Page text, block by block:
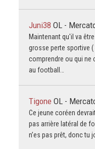
Juni38 OL -
Maintenant qu'il va
grosse perte sportive
comprendre ou qui ne
au football…
Tigone OL -
Ce jeune coréen
pas arrière latéral de
n’es pas prêt, donc tu